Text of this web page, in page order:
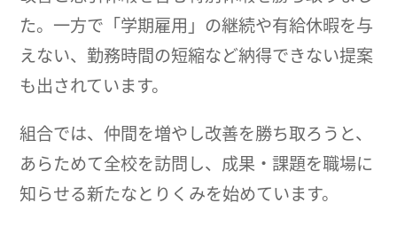
た。一方で「学期雇用」の継続や有給休暇を与
えない、勤務時間の短縮など納得できない提案
も出されています。
組合では、仲間を増やし改善を勝ち取ろうと、
あらためて全校を訪問し、成果・課題を職場に
知らせる新たなとりくみを始めています。